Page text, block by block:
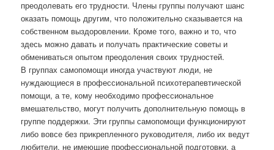
преодолевать его трудности. Члены группы получают шанс
оказать помощь другим, что положительно сказывается на
собственном выздоровлении. Кроме того, важно и то, что
здесь можно давать и получать практические советы и
обмениваться опытом преодоления своих трудностей.
В группах самопомощи иногда участвуют люди, не
нуждающиеся в профессиональной психотерапевтической
помощи, а те, кому необходимо профессиональное
вмешательство, могут получить дополнительную помощь в
группе поддержки. Эти группы самопомощи функционируют
либо вовсе без прикрепленного руководителя, либо их ведут
любители, не имеющие профессиональной подготовки, а